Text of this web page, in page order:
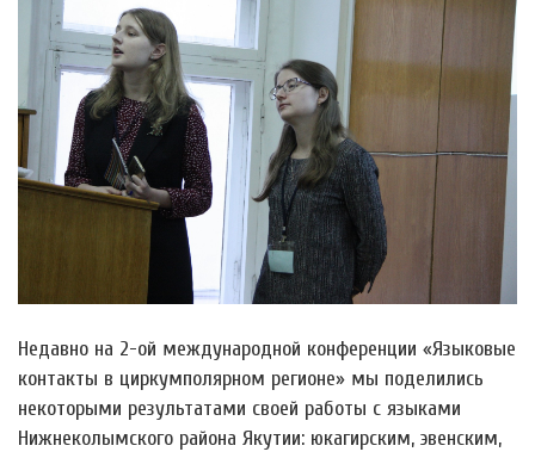
Недавно на 2-ой международной конференции «Языковые
контакты в циркумполярном регионе» мы поделились
некоторыми результатами своей работы с языками
Нижнеколымского района Якутии: юкагирским, эвенским,